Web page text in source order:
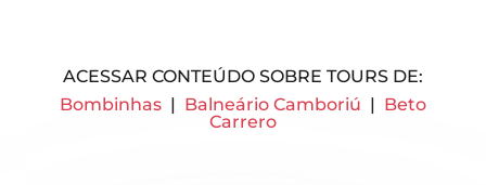
ACESSAR CONTEÚDO SOBRE TOURS DE:
Bombinhas| Balneário Camboriú | Beto
Carrero